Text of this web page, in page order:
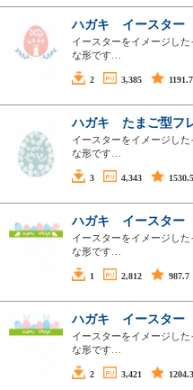
ハガキ イースタ
イースターをイメージし
な形です…
2 3,385
ハガキ たまご型フ
イースターをイメージし
な形です…
3 4,343
ハガキ イースター
イースターをイメージし
な形です…
1 2,812 987.7
ハガキ イースター
イースターをイメージし
な形です…
2 3,421